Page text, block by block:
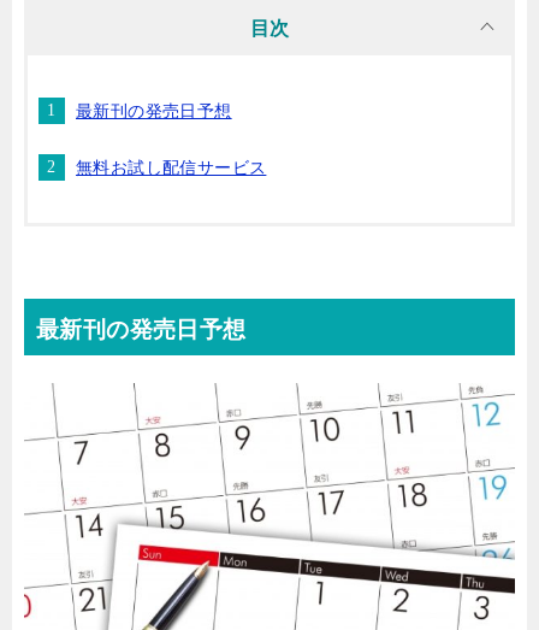
目次
最新刊の発売日予想
無料お試し配信サービス
最新刊の発売日予想